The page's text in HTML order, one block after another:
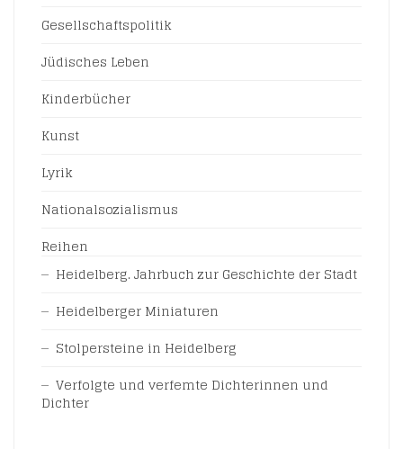
Gesellschaftspolitik
Jüdisches Leben
Kinderbücher
Kunst
Lyrik
Nationalsozialismus
Reihen
Heidelberg. Jahrbuch zur Geschichte der Stadt
Heidelberger Miniaturen
Stolpersteine in Heidelberg
Verfolgte und verfemte Dichterinnen und
Dichter